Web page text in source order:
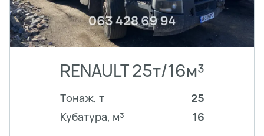
RENAULT 25т/16м³
Тонаж, т
25
Кубатура, м³
16